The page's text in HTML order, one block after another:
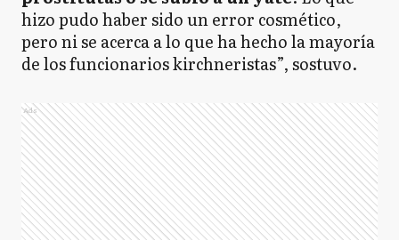
hizo pudo haber sido un error cosmético,
pero ni se acerca a lo que ha hecho la mayoría
de los funcionarios kirchneristas”, sostuvo.
Ads